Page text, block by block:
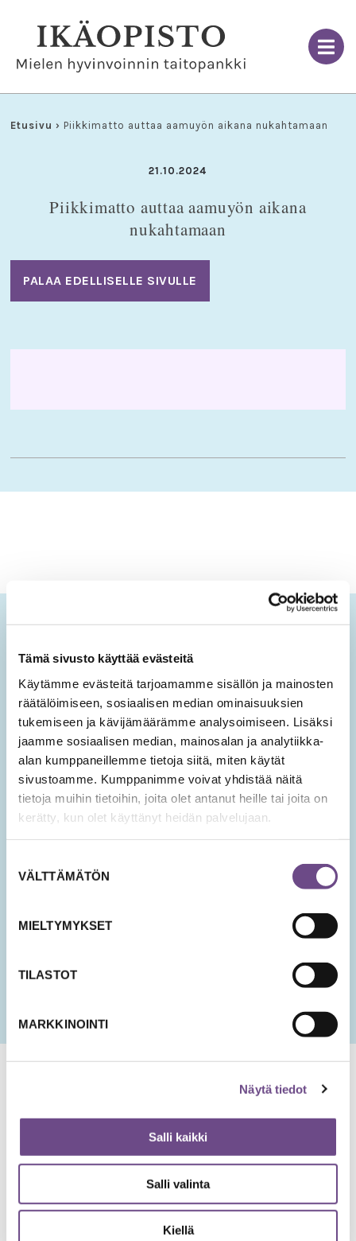
Tämä sivusto käyttää evästeitä
Käytämme evästeitä tarjoamamme sisällön ja mainosten
räätälöimiseen, sosiaalisen median ominaisuuksien
tukemiseen ja kävijämäärämme analysoimiseen. Lisäksi
jaamme sosiaalisen median, mainosalan ja analytiikka-
alan kumppaneillemme tietoja siitä, miten käytät
sivustoamme. Kumppanimme voivat yhdistää näitä
tietoja muihin tietoihin, joita olet antanut heille tai joita on
kerätty, kun olet käyttänyt heidän palvelujaan.
valinta
VÄLTTÄMÄTÖN
MIELTYMYKSET
TILASTOT
MARKKINOINTI
Näytä tiedot
Salli kaikki
Salli valinta
Kiellä
Etusivu › Piikkimatto auttaa aamuyön aikana nukahtamaan
21.10.2024
Piikkimatto auttaa aamuyön aikana
nukahtamaan
PALAA EDELLISELLE SIVULLE
Ikäopisto-uutiset
uusista sisällöistä sekä ajankohtaisista mielen
hyvinvoinnin teemoista.
Tilaa Ikäopisto -uutiset
SÄHKÖPOSTIOSOITE*
Hyväksyn tietojeni tallentamisen ja käsittelyn
uutisten lähettämistä varten.
KK
PP
slash
00520 Helsinki
Lankanumeron käyttö loppuu